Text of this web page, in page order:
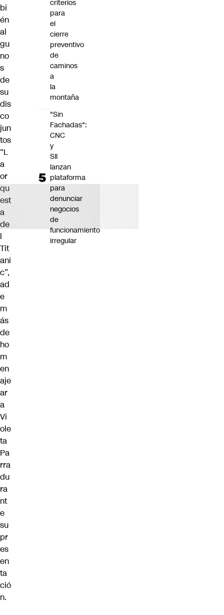
bi
én
al
gu
no
s
de
su
dis
co
jun
tos
“L
a
or
qu
est
a
de
l
Tit
ani
c”,
ad
e
m
ás
de
ho
m
en
aje
ar
a
Vi
ole
ta
Pa
rra
du
ra
nt
e
su
pr
es
en
ta
ció
n.
criterios
para
el
cierre
preventivo
de
caminos
a
la
montaña
"Sin
Fachadas":
CNC
y
SII
lanzan
plataforma
para
denunciar
negocios
de
funcionamiento
irregular